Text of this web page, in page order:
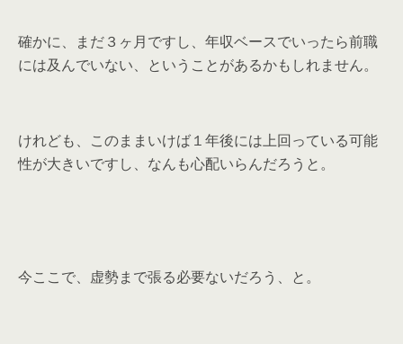
確かに、まだ３ヶ月ですし、年収ベースでいったら前職
には及んでいない、ということがあるかもしれません。
けれども、このままいけば１年後には上回っている可能
性が大きいですし、なんも心配いらんだろうと。
今ここで、虚勢まで張る必要ないだろう、と。